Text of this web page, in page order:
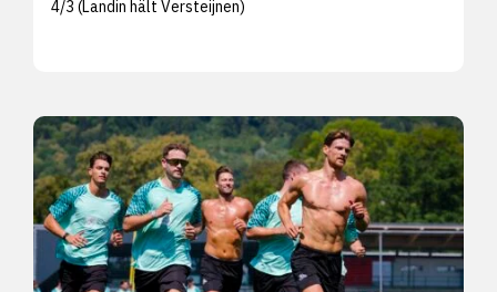
4/3 (Landin hält Versteijnen)